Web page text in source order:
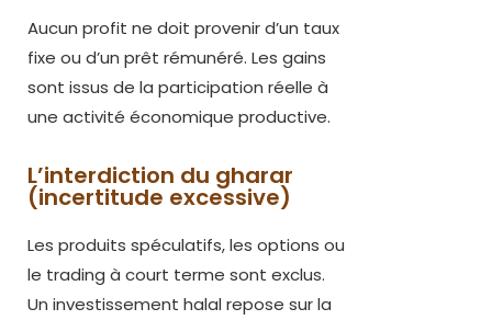
Aucun profit ne doit provenir d’un taux
fixe ou d’un prêt rémunéré. Les gains
sont issus de la participation réelle à
une activité économique productive.
L’interdiction du gharar
(incertitude excessive)​
Les produits spéculatifs, les options ou
le trading à court terme sont exclus.
Un investissement halal repose sur la